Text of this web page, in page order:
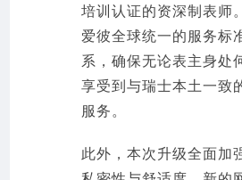
培训认证的资深制表师
爱彼全球统一的服务标
系，确保无论表主身处
享受到与瑞士本土一致
服务。
此外，本次升级全面加